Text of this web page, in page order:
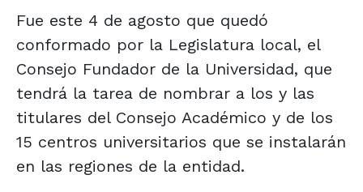
Fue este 4 de agosto que quedó
conformado por la Legislatura local, el
Consejo Fundador de la Universidad, que
tendrá la tarea de nombrar a los y las
titulares del Consejo Académico y de los
15 centros universitarios que se instalarán
en las regiones de la entidad.